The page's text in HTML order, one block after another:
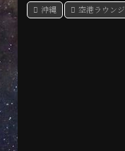
沖縄
空港ラウンジ